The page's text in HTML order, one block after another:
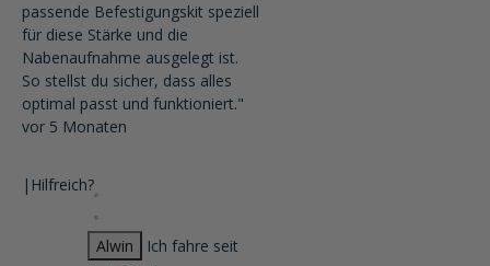
passende Befestigungskit speziell
für diese Stärke und die
Nabenaufnahme ausgelegt ist.
So stellst du sicher, dass alles
optimal passt und funktioniert."
vor 5 Monaten
| Hilfreich?
Alwin
Ich fahre seit